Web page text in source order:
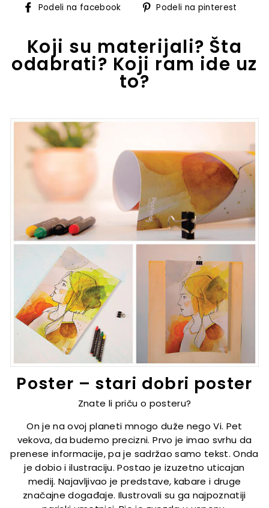
Podeli na facebook
Podeli Podeli na pinterest
Koji su materijali? Šta
odabrati? Koji ram ide uz
to?
Poster – stari dobri poster
Znate li priču o posteru?
On je na ovoj planeti mnogo duže nego Vi. Pet
vekova, da budemo precizni. Prvo je imao svrhu da
prenese informacije, pa je sadržao samo tekst. Onda
je dobio i ilustraciju. Postao je izuzetno uticajan
medij. Najavljivao je predstave, kabare i druge
značajne događaje. Ilustrovali su ga najpoznatiji